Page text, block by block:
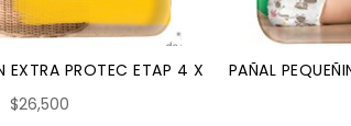
EXTRA PROTEC ETAP 4 X 30 UNIDADES
$26,500
PAÑAL